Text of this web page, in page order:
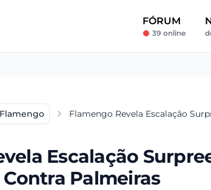
FÓRUM
39 online
Flamengo Revela Escalação
Escalação
Palmeiras